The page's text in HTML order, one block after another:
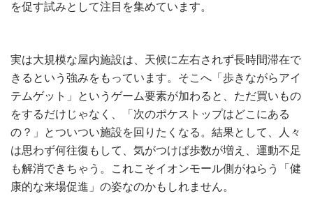
を促す試みとして注目を集めています。
実は大規模な屋内施設は、天候に左右されず長時間滞在で
きるという強みをもっています。そこへ「歩きながらアイ
テムゲット」というゲーム要素が加わると、ただ買いもの
をするだけじゃなく、「次のポケストップはどこにある
の？」とついつい施設を回りたくなる。結果として、人々
は思わず何往復もして、気がつけば歩数が増え、運動不足
も解消できちゃう。これこそイオンモール側がねらう「健
康的な来場促進」の姿なのかもしれません。